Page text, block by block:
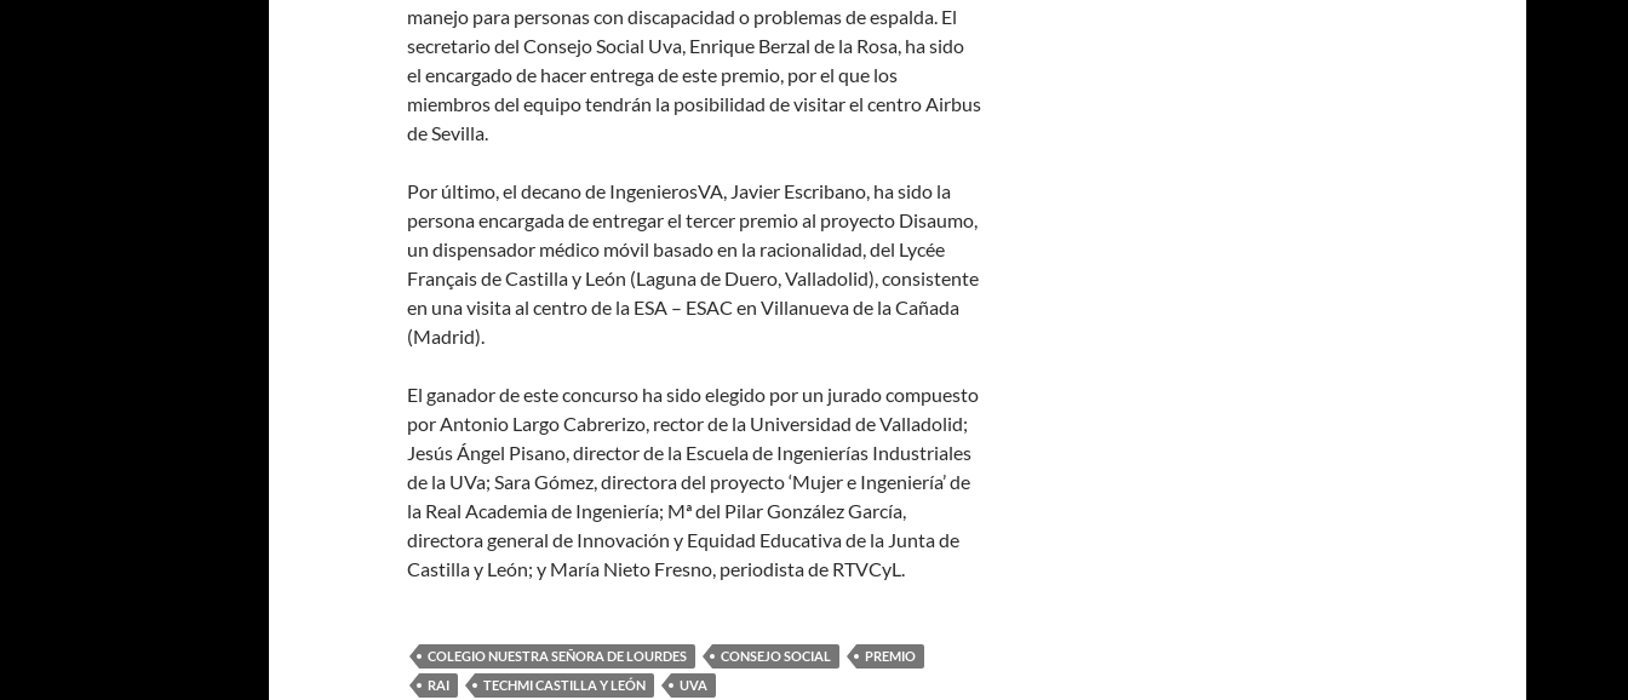
manejo para personas con discapacidad o problemas de espalda. El
secretario del Consejo Social Uva, Enrique Berzal de la Rosa, ha sido
el encargado de hacer entrega de este premio, por el que los
miembros del equipo tendrán la posibilidad de visitar el centro Airbus
de Sevilla.
Por último, el decano de IngenierosVA, Javier Escribano, ha sido la
persona encargada de entregar el tercer premio al proyecto Disaumo,
un dispensador médico móvil basado en la racionalidad, del Lycée
Français de Castilla y León (Laguna de Duero, Valladolid), consistente
en una visita al centro de la ESA – ESAC en Villanueva de la Cañada
(Madrid).
El ganador de este concurso ha sido elegido por un jurado compuesto
por Antonio Largo Cabrerizo, rector de la Universidad de Valladolid;
Jesús Ángel Pisano, director de la Escuela de Ingenierías Industriales
de la UVa; Sara Gómez, directora del proyecto ‘Mujer e Ingeniería’ de
la Real Academia de Ingeniería; Mª del Pilar González García,
directora general de Innovación y Equidad Educativa de la Junta de
Castilla y León; y María Nieto Fresno, periodista de RTVCyL.
COLEGIO NUESTRA SEÑORA DE LOURDES CONSEJO SOCIAL
PREMIO
RAI
TECHMI CASTILLA Y LEÓN UVA